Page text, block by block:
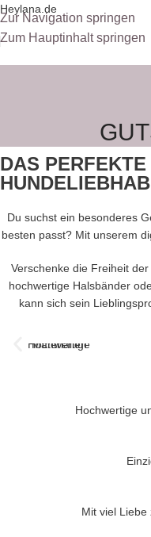
Heylana.de
Zur Navigation springen
Zum Hauptinhalt springen
DAS
Du suchst ein besonderes
besten passt? Mit unserem
Verschenke die Freiheit
hochwertige Halsbänder
kann sich sein
Hochwertige Materialien
Hochwertige
Mit viel